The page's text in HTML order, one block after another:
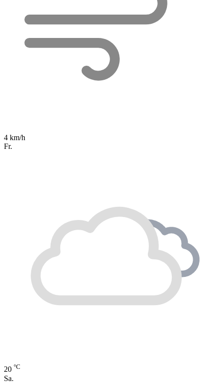
4 km/h
Fr.
20 °C
Sa.